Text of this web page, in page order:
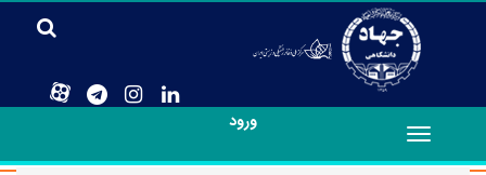
ورود
Toggle
navigation